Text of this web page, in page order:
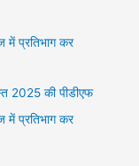
प्रतिभाग कर
2025 की पीडीएफ
प्रतिभाग कर